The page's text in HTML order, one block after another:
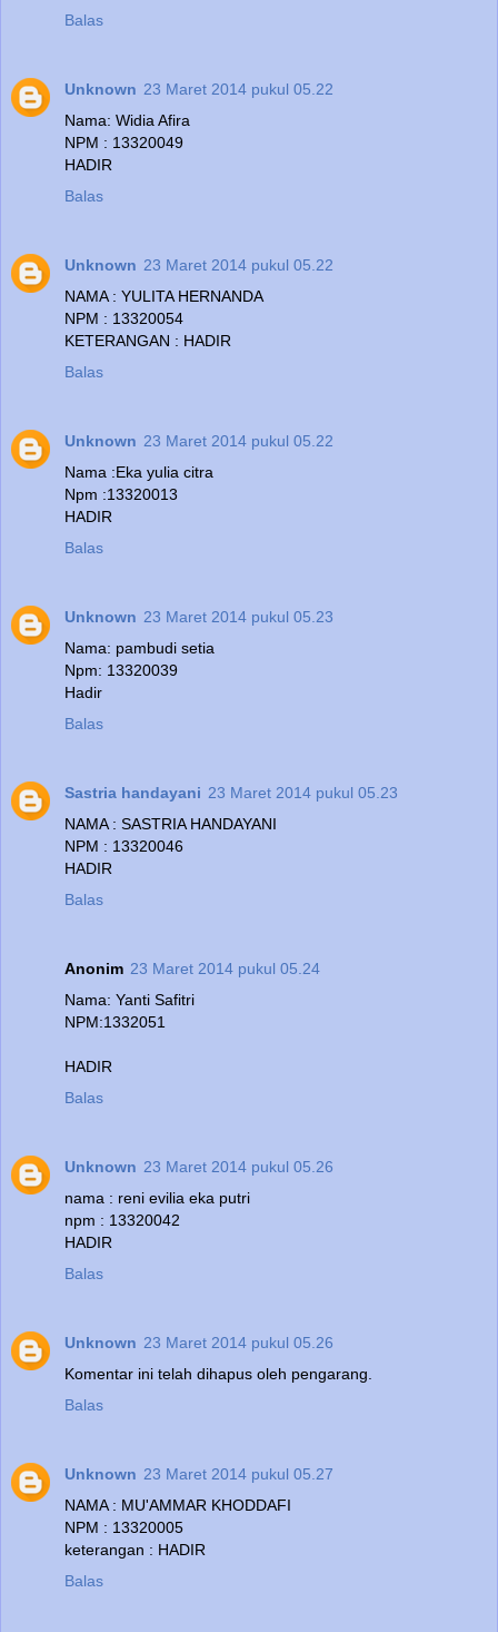
Balas
Unknown 23 Maret 2014 pukul 05.22
Nama: Widia Afira
NPM : 13320049
HADIR
Balas
Unknown 23 Maret 2014 pukul 05.22
NAMA : YULITA HERNANDA
NPM : 13320054
KETERANGAN : HADIR
Balas
Unknown 23 Maret 2014 pukul 05.22
Nama :Eka yulia citra
Npm :13320013
HADIR
Balas
Unknown 23 Maret 2014 pukul 05.23
Nama: pambudi setia
Npm: 13320039
Hadir
Balas
Sastria handayani 23 Maret 2014 pukul 05.23
NAMA : SASTRIA HANDAYANI
NPM : 13320046
HADIR
Balas
Anonim 23 Maret 2014 pukul 05.24
Nama: Yanti Safitri
NPM:1332051
HADIR
Balas
Unknown 23 Maret 2014 pukul 05.26
nama : reni evilia eka putri
npm : 13320042
HADIR
Balas
Unknown 23 Maret 2014 pukul 05.26
Komentar ini telah dihapus oleh pengarang.
Balas
Unknown 23 Maret 2014 pukul 05.27
NAMA : MU'AMMAR KHODDAFI
NPM : 13320005
keterangan : HADIR
Balas